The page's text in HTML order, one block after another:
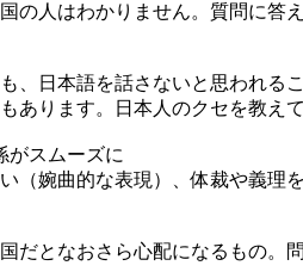
の人はわかりません。質問に
、日本語を話さないと思われ
あります。日本人のクセを教え
がスムーズに
（婉曲的な表現）、体裁や義
だとなおさら心配になるもの